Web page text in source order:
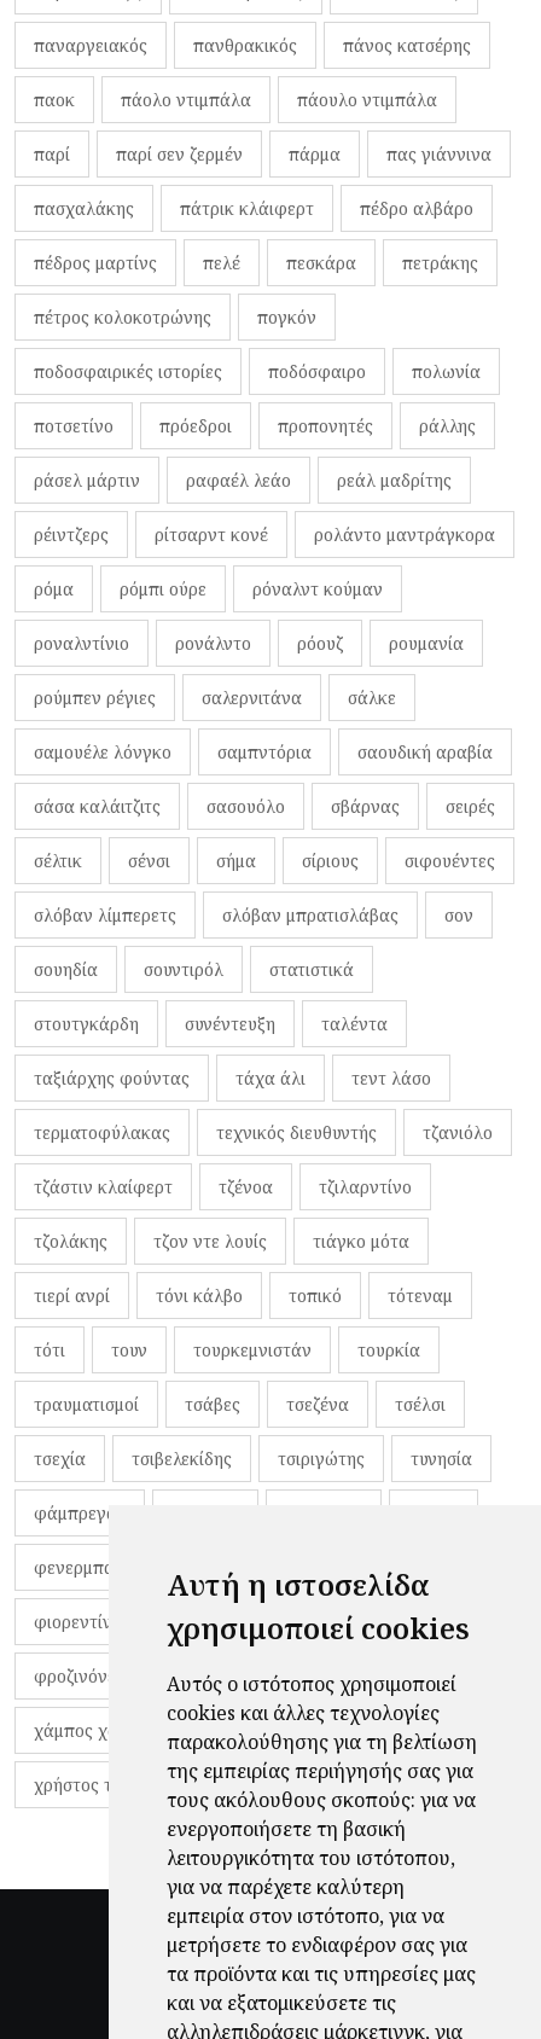
Αυτή η ιστοσελίδα
χρησιμοποιεί cookies
Αυτός ο ιστότοπος χρησιμοποιεί
cookies και άλλες τεχνολογίες
παρακολούθησης για τη βελτίωση
της εμπειρίας περιήγησής σας για
τους ακόλουθους σκοπούς: για να
ενεργοποιήσετε τη βασική
λειτουργικότητα του ιστότοπου,
για να παρέχετε καλύτερη
εμπειρία στον ιστότοπο,για να
μετρήσετε το ενδιαφέρον σας για
τα προϊόντα και τις υπηρεσίες μας
και να εξατομικεύσετε τις
αλληλεπιδράσεις μάρκετινγκ,για
παναργειακός πανθρακικός πάνος κατσέρης
παοκ πάολο ντιμπάλα πάουλο ντιμπάλα
παρί παρί σεν ζερμέν πάρμα πας γιάννινα
πασχαλάκης πάτρικ κλάιφερτ πέδρο αλβάρο
πέδρος μαρτίνς πελέ πεσκάρα πετράκης
πέτρος κολοκοτρώνης πογκόν
ποδοσφαιρικές ιστορίες ποδόσφαιρο πολωνία
ποτσετίνο πρόεδροι προπονητές ράλλης
ράσελ μάρτιν ραφαέλ λεάο ρεάλ μαδρίτης
ρέιντζερς ρίτσαρντ κονέ ρολάντο μαντράγκορα
ρόμα ρόμπι ούρε ρόναλντ κούμαν
ροναλντίνιο ρονάλντο ρόουζ ρουμανία
ρούμπεν ρέγιες σαλερνιτάνα σάλκε
σαμουέλε λόνγκο σαμπντόρια σαουδική αραβία
σάσα καλάιτζιτς σασουόλο σβάρνας σειρές
σέλτικ σένσι σήμα σίριους σιφουέντες
σλόβαν λίμπερετς σλόβαν μπρατισλάβας σον
σουηδία σουντιρόλ στατιστικά
στουτγκάρδη συνέντευξη ταλέντα
ταξιάρχης φούντας τάχα άλι τεντ λάσο
τερματοφύλακας τεχνικός διευθυντής τζανιόλο
τζάστιν κλαίφερτ τζένοα τζιλαρντίνο
τζολάκης τζον ντε λουίς τιάγκο μότα
τιερί ανρί τόνι κάλβο τοπικό τότεναμ
τότι τουν τουρκεμνιστάν τουρκία
τραυματισμοί τσάβες τσεζένα τσέλσι
τσεχία τσιβελεκίδης τσιριγώτης τυνησία
φάμπρεγας
φενερμπαχτσέ φερνάντο τόρες φίλαθλοι
φιορεντίνα φιρμίνο φρανκ ντε μπουρ
φροζινόνε φωκικός χαβίτο
χάμπος χαραλάμπους χάρι πότερ
χρήστος τζόλης